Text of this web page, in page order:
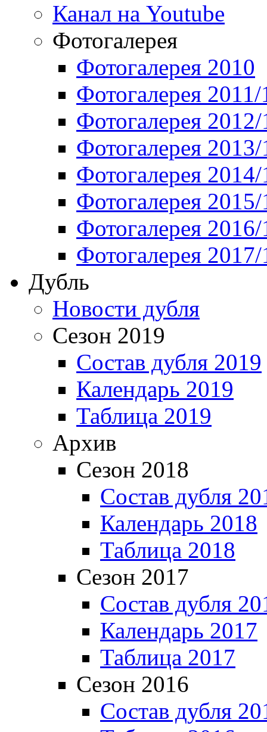
Канал на Youtube
Фотогалерея
Фотогалерея 2010
Фотогалерея 2011/
Фотогалерея
Фотогалерея
Фотогалерея
Фотогалерея
Фотогалерея
Фотогалерея
Дубль
Новости дубля
Сезон 2019
Состав дубля 2019
Календарь 2019
Таблица 2019
Архив
Сезон 2018
Состав дубля
Календарь 2018
Таблица 2018
Сезон 2017
Состав дубля
Календарь 2017
Таблица 2017
Сезон 2016
Состав дубля